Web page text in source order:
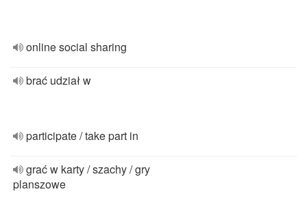
online social sharing
brać udział w
participate / take part in
grać w karty / szachy / gry
planszowe